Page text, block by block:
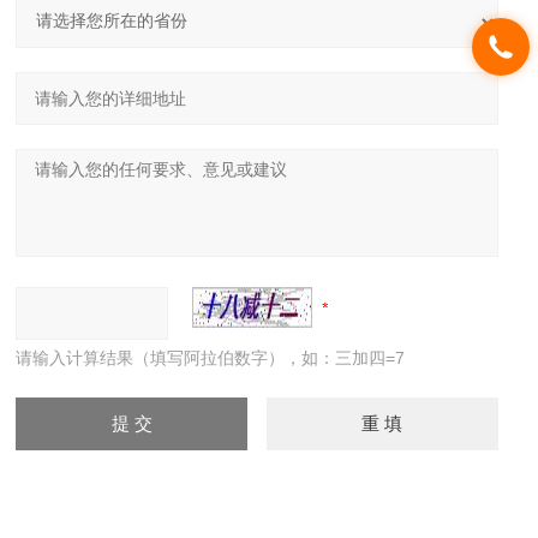
请输入计算结果（填写阿拉伯数字），如：三加四=7